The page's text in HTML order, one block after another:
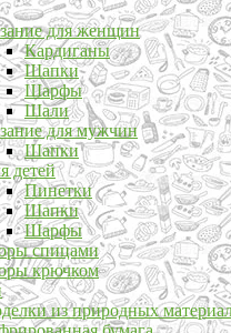
для женщин
Кардиганы
Шапки
Шарфы
Шали
для мужчин
Шапки
детей
Пинетки
Шапки
Шарфы
спицами
крючком
из природных